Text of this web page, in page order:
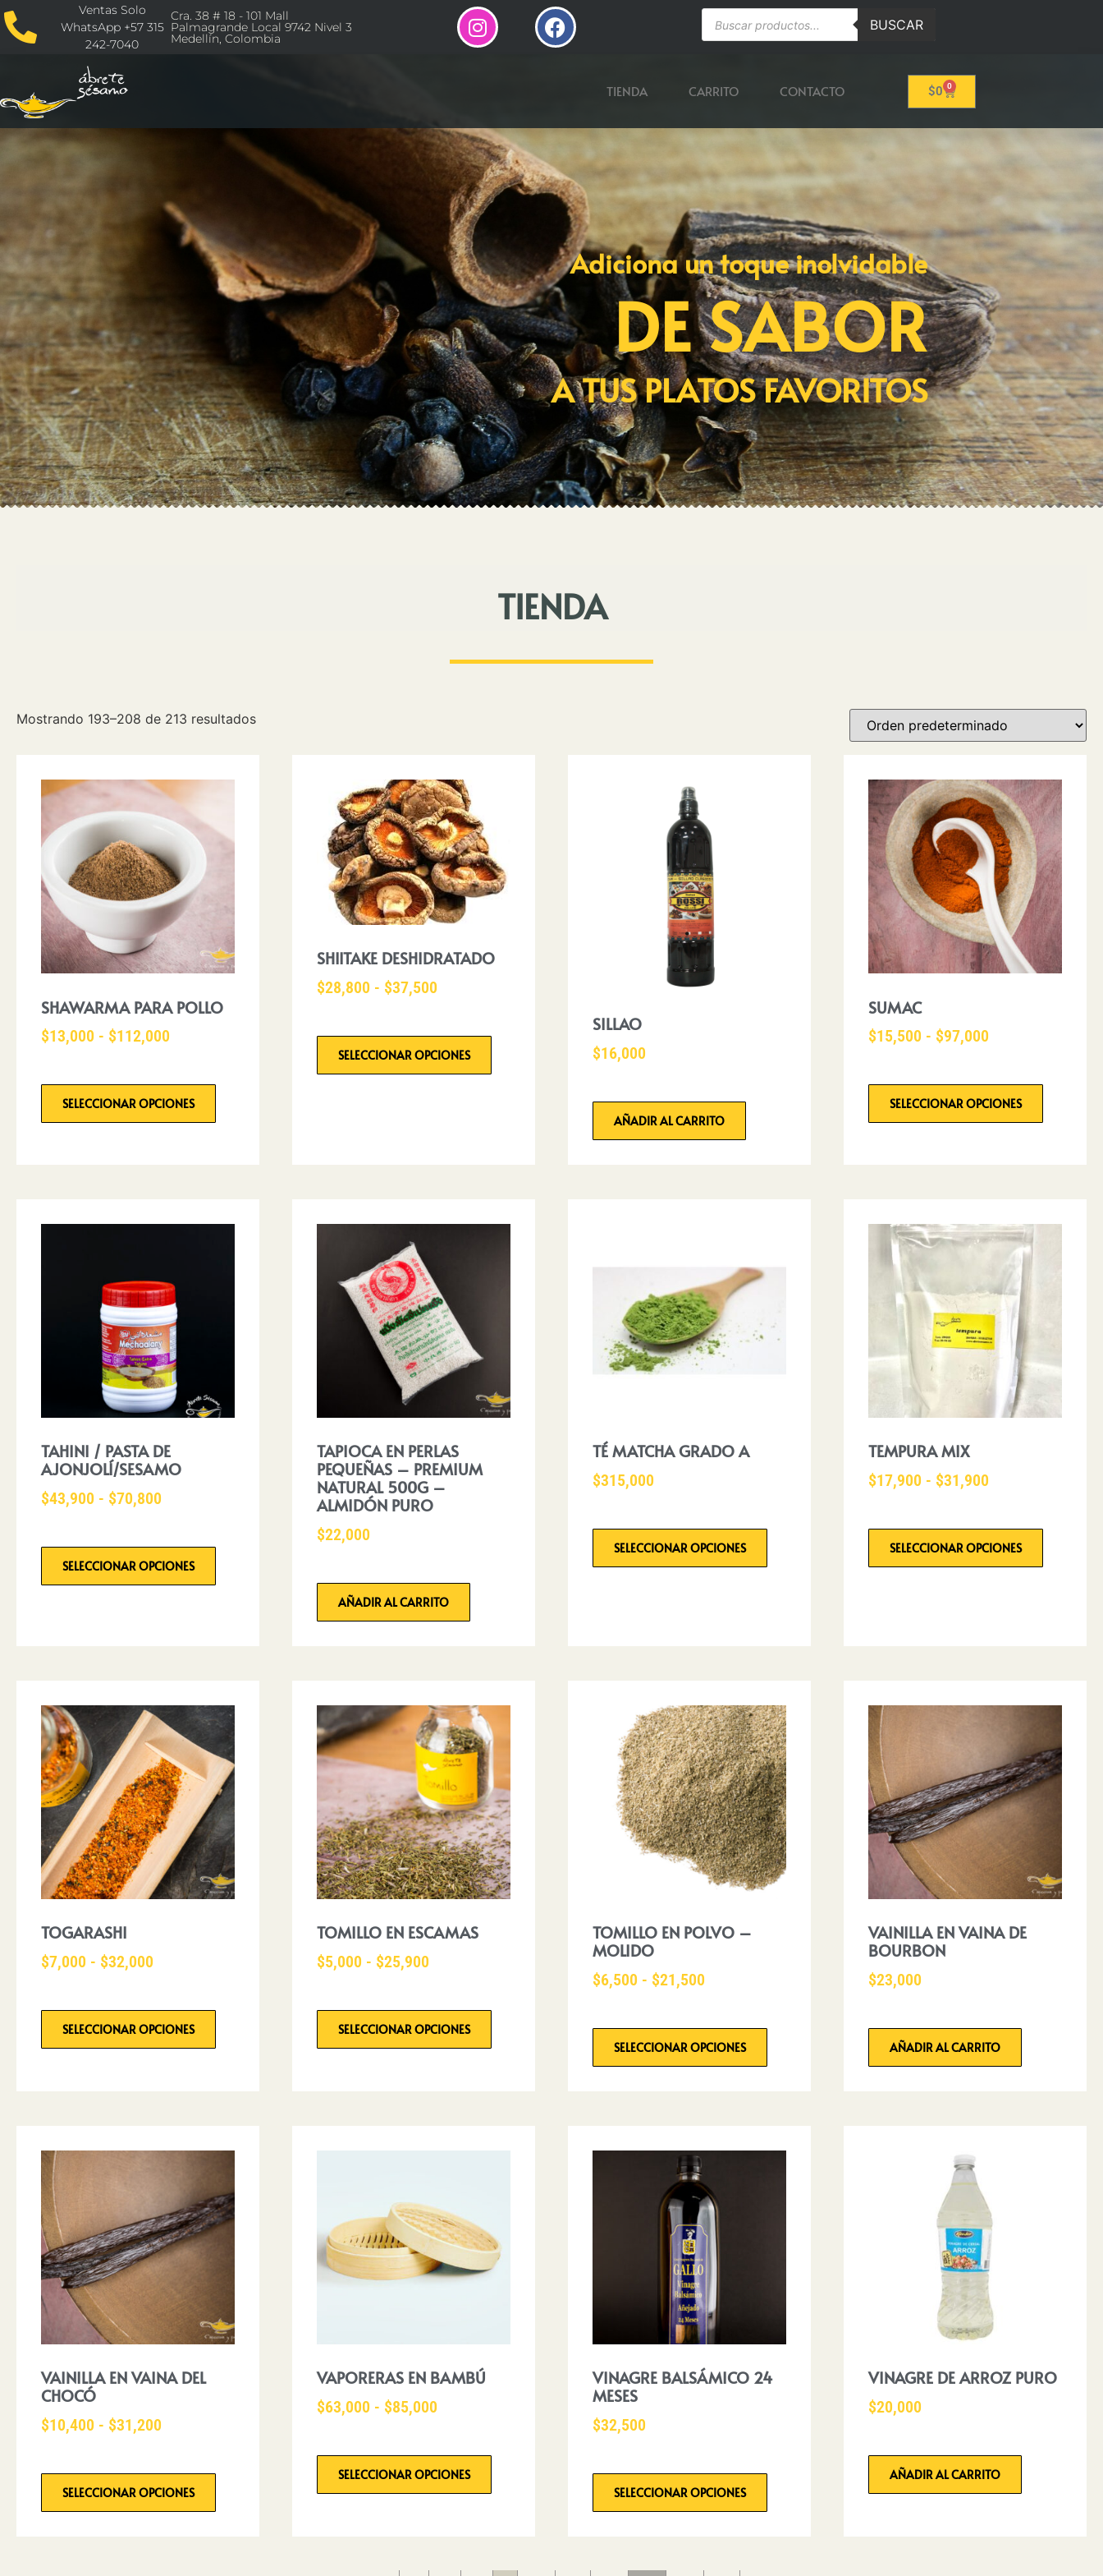
Ventas Solo
WhatsApp +57 315
242-7040
Cra. 38 # 18 - 101 Mall
Palmagrande Local 9742 Nivel 3
Medellín, Colombia
BUSCAR
TIENDA CARRITO CONTACTO $0 0
Adiciona un toque inolvidable
DE SABOR
A TUS PLATOS FAVORITOS
TIENDA
Mostrando 193–208 de 213 resultados
SHAWARMA PARA POLLO
$13,000 - $112,000
SELECCIONAR OPCIONES
SHIITAKE DESHIDRATADO
$28,800 - $37,500
SELECCIONAR OPCIONES
SILLAO
$16,000
AÑADIR AL CARRITO
SUMAC
$15,500 - $97,000
SELECCIONAR OPCIONES
TAHINI / PASTA DE
AJONJOLÍ/SESAMO
$43,900 - $70,800
SELECCIONAR OPCIONES
TAPIOCA EN PERLAS
PEQUEÑAS – PREMIUM
NATURAL 500G –
ALMIDÓN PURO
$22,000
AÑADIR AL CARRITO
TÉ MATCHA GRADO A
$315,000
SELECCIONAR OPCIONES
TEMPURA MIX
$17,900 - $31,900
SELECCIONAR OPCIONES
TOGARASHI
$7,000 - $32,000
SELECCIONAR OPCIONES
TOMILLO EN ESCAMAS
$5,000 - $25,900
SELECCIONAR OPCIONES
TOMILLO EN POLVO –
MOLIDO
$6,500 - $21,500
SELECCIONAR OPCIONES
VAINILLA EN VAINA DE
BOURBON
$23,000
AÑADIR AL CARRITO
VAINILLA EN VAINA DEL
CHOCÓ
$10,400 - $31,200
SELECCIONAR OPCIONES
VAPORERAS EN BAMBÚ
$63,000 - $85,000
SELECCIONAR OPCIONES
VINAGRE BALSÁMICO 24
MESES
$32,500
SELECCIONAR OPCIONES
VINAGRE DE ARROZ PURO
$20,000
AÑADIR AL CARRITO